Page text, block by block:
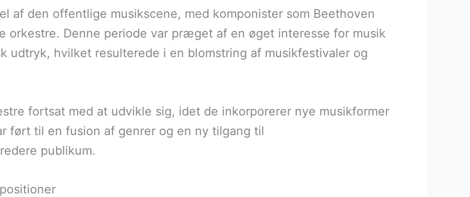
af den offentlige musikscene, med komponister som Beethoven
orkestre. Denne periode var præget af en øget interesse for musik
udtryk, hvilket resulterede i en blomstring af musikfestivaler og
fortsat med at udvikle sig, idet de inkorporerer nye musikformer
ført til en fusion af genrer og en ny tilgang til
publikum.